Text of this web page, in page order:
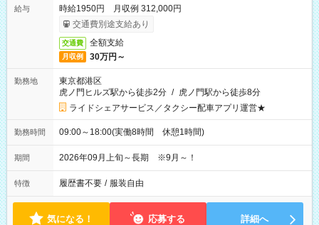
給与
時給1950円 月収例 312,000円
交通費別途支給あり
交通費 全額支給
月収例 30万円～
勤務地
東京都港区
虎ノ門ヒルズ駅から徒歩2分 / 虎ノ門駅から徒歩8分
ライドシェアサービス／タクシー配車アプリ運営★
勤務時間 09:00～18:00(実働8時間 休憩1時間)
期間 2026年09月上旬～長期 ※9月～！
特徴 履歴書不要 / 服装自由
気になる！ 応募する 詳細へ